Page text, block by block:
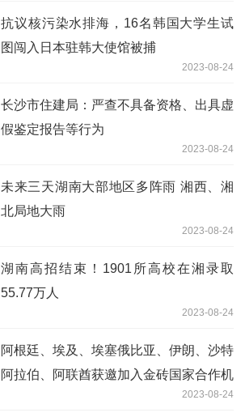
抗议核污染水排海，16名韩国大学生试
图闯入日本驻韩大使馆被捕
2023-08-24
长沙市住建局：严查不具备资格、出具虚
假鉴定报告等行为
2023-08-24
未来三天湖南大部地区多阵雨 湘西、湘
北局地大雨
2023-08-24
湖南高招结束！1901所高校在湘录取
55.77万人
2023-08-24
阿根廷、埃及、埃塞俄比亚、伊朗、沙特
阿拉伯、阿联酋获邀加入金砖国家合作机
2023-08-24